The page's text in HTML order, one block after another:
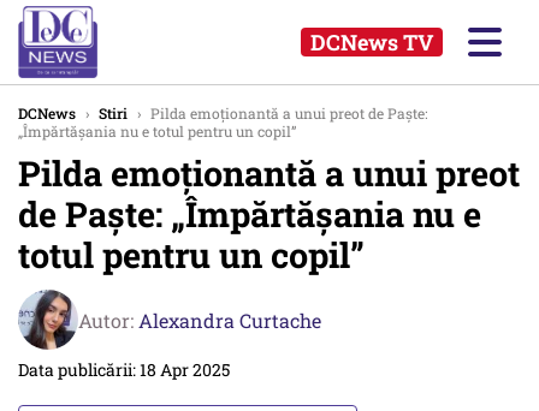
DCNews TV
DCNews › Stiri › Pilda emoționantă a unui preot de Paște:
„Împărtășania nu e totul pentru un copil”
Pilda emoționantă a unui preot
de Paște: „Împărtășania nu e
totul pentru un copil”
Autor: Alexandra Curtache
Data publicării: 18 Apr 2025